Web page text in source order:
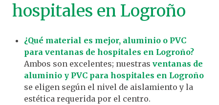
hospitales en Logroño
¿Qué material es mejor, aluminio o PVC
para ventanas de hospitales en Logroño?
Ambos son excelentes; nuestras ventanas de
aluminio y PVC para hospitales en Logroño
se eligen según el nivel de aislamiento y la
estética requerida por el centro.